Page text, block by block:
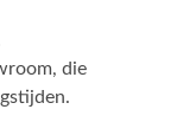
die